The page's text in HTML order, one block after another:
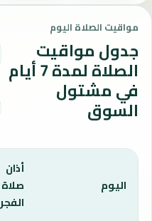
مواقيت الصلاة اليوم
جدول مواقيت
الصلاة لمدة 7 أيام
في مشتول
السوق
اليوم
أذان
صلاة
الفجر